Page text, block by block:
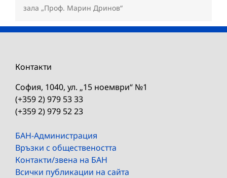
зала „Проф. Марин Дринов“
Контакти
София, 1040, ул. „15 ноември“ №1
(+359 2) 979 53 33
(+359 2) 979 52 23
БАН-Администрация
Връзки с обществеността
Контакти/звена на БАН
Всички публикации на сайта